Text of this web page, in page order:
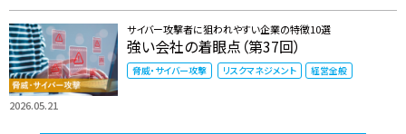
2026.05.21
サイバー攻撃者に狙われやすい企業の特徴10選
強い会社の着眼点（第37回）
脅威・サイバー攻撃 リスクマネジメント 経営全般